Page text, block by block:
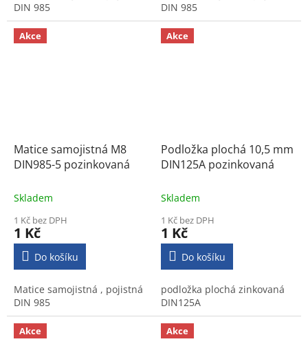
DIN 985
DIN 985
Akce
Matice samojistná M8
DIN985-5 pozinkovaná
Skladem
1 Kč bez DPH
1 Kč
Do košíku
Matice samojistná , pojistná
DIN 985
Akce
Podložka plochá 10,5 mm
DIN125A pozinkovaná
Skladem
1 Kč bez DPH
1 Kč
Do košíku
podložka plochá zinkovaná
DIN125A
Akce Akce